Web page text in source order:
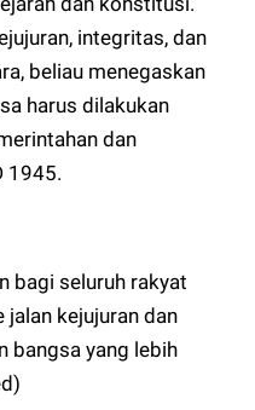
integritas, dan
beliau menegaskan
harus dilakukan
dan
1945.
bagi seluruh rakyat
kejujuran dan
bangsa yang lebih